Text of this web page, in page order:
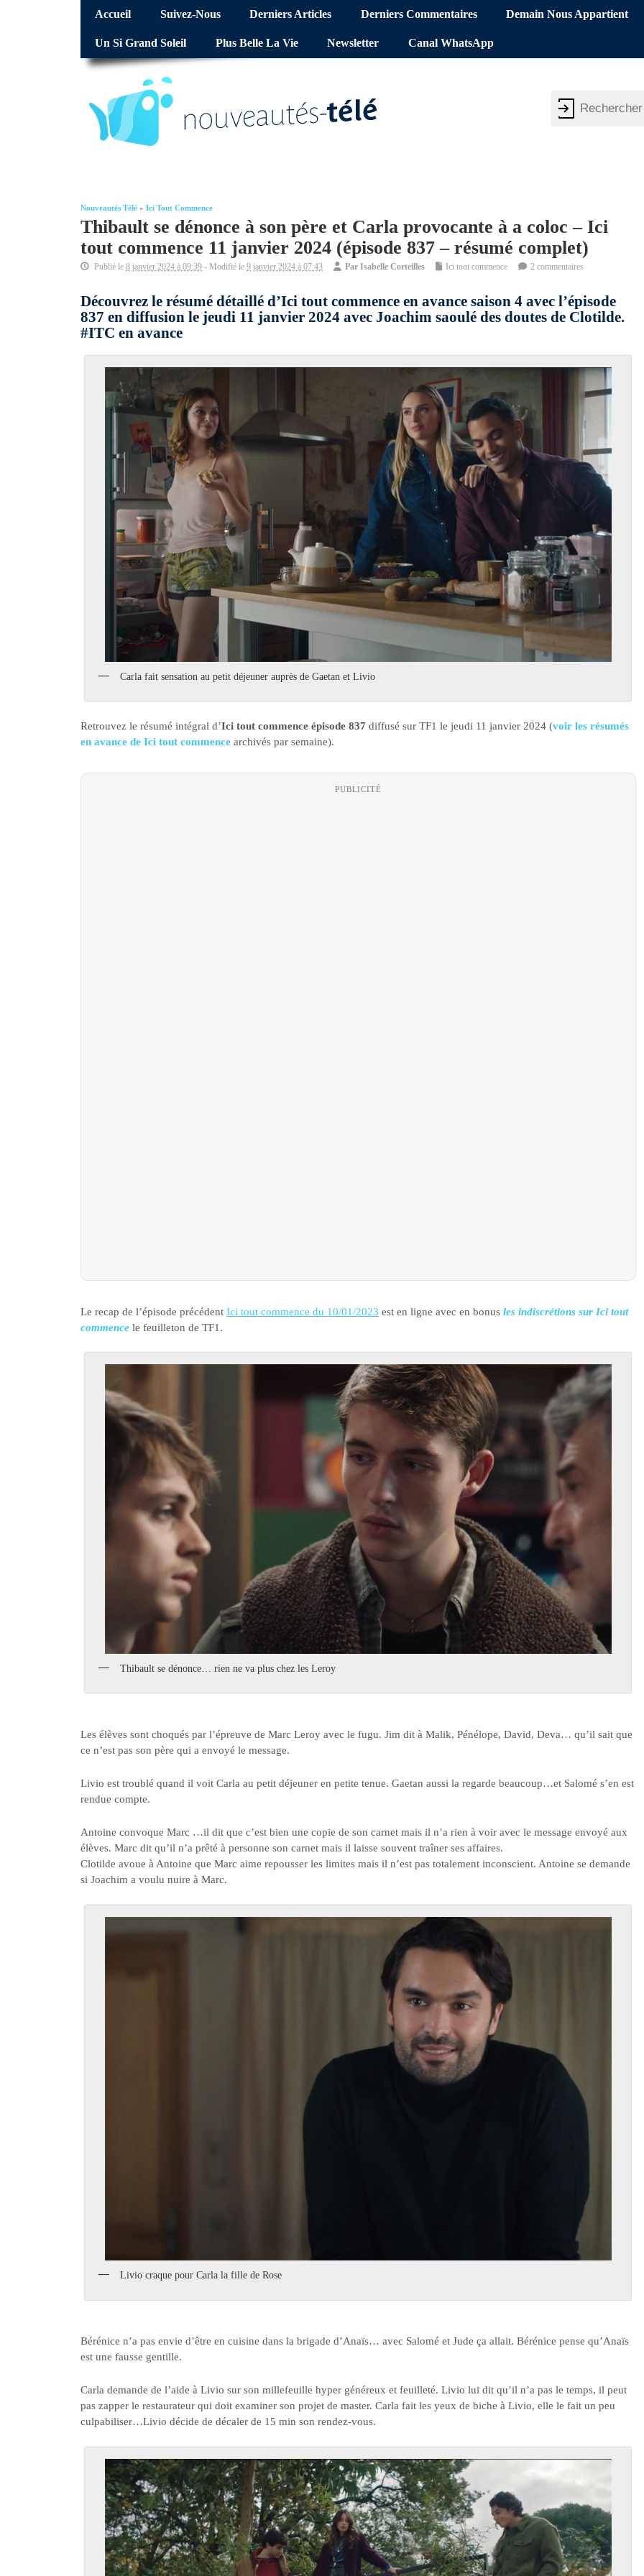
Accueil Suivez-Nous Derniers Articles Derniers Commentaires Demain Nous Appartient
Un Si Grand Soleil Plus Belle La Vie Newsletter Canal WhatsApp
Nouveautés Télé » Ici Tout Commence
Thibault se dénonce à son père et Carla provocante à a coloc – Ici
tout commence 11 janvier 2024 (épisode 837 – résumé complet)
Publié le 8 janvier 2024 à 09:39 - Modifié le 9 janvier 2024 à 07:43 Par Isabelle Corteilles Ici tout commence 2 commentaires
Découvrez le résumé détaillé d’Ici tout commence en avance saison 4 avec l’épisode
837 en diffusion le jeudi 11 janvier 2024 avec Joachim saoulé des doutes de Clotilde.
#ITC en avance
Carla fait sensation au petit déjeuner auprès de Gaetan et Livio
Retrouvez le résumé intégral d’Ici tout commence épisode 837 diffusé sur TF1 le jeudi 11 janvier 2024 (voir les résumés
en avance de Ici tout commence archivés par semaine).
PUBLICITÉ
Le recap de l’épisode précédent Ici tout commence du 10/01/2023 est en ligne avec en bonus les indiscrétions sur Ici tout
commence le feuilleton de TF1.
Thibault se dénonce… rien ne va plus chez les Leroy
Les élèves sont choqués par l’épreuve de Marc Leroy avec le fugu. Jim dit à Malik, Pénélope, David, Deva… qu’il sait que
ce n’est pas son père qui a envoyé le message.
Livio est troublé quand il voit Carla au petit déjeuner en petite tenue. Gaetan aussi la regarde beaucoup…et Salomé s’en est
rendue compte.
Antoine convoque Marc …il dit que c’est bien une copie de son carnet mais il n’a rien à voir avec le message envoyé aux
élèves. Marc dit qu’il n’a prêté à personne son carnet mais il laisse souvent traîner ses affaires.
Clotilde avoue à Antoine que Marc aime repousser les limites mais il n’est pas totalement inconscient. Antoine se demande
si Joachim a voulu nuire à Marc.
Livio craque pour Carla la fille de Rose
Bérénice n’a pas envie d’être en cuisine dans la brigade d’Anaïs… avec Salomé et Jude ça allait. Bérénice pense qu’Anaïs
est une fausse gentille.
Carla demande de l’aide à Livio sur son millefeuille hyper généreux et feuilleté. Livio lui dit qu’il n’a pas le temps, il peut
pas zapper le restaurateur qui doit examiner son projet de master. Carla fait les yeux de biche à Livio, elle le fait un peu
culpabiliser…Livio décide de décaler de 15 min son rendez-vous.